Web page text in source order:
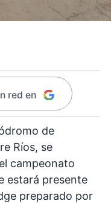
red en
de
Ríos, se
campeonato
estará presente
preparado por